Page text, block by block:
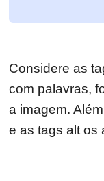
Considere as
com palavras,
a imagem.
e as tags alt os